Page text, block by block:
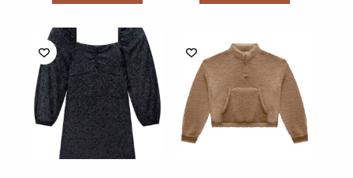
variants.
The
options
may
be
chosen
on
the
product
page
The
options
may
be
chosen
on
the